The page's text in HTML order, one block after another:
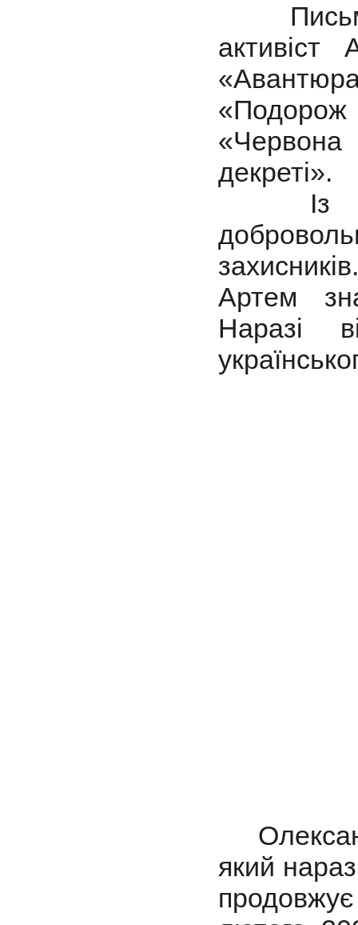
«Подорож
«Червона
декреті».
Із
Артем
Наразі
який